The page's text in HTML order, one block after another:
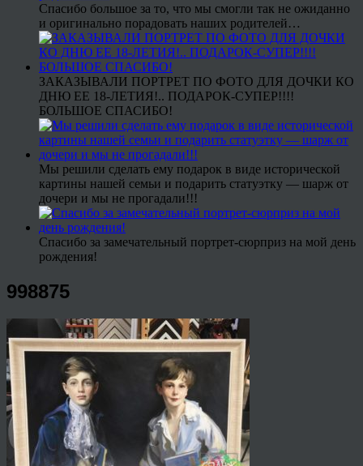
Спасибо большое за то, что мы смогли так не ожиданно
и оригинально порадовать наших родителей…
ЗАКАЗЫВАЛИ ПОРТРЕТ ПО ФОТО ДЛЯ ДОЧКИ КО
ДНЮ ЕЕ 18-ЛЕТИЯ!.. ПОДАРОК-СУПЕР!!!!
БОЛЬШОЕ СПАСИБО!
Мы решили сделать ему подарок в виде исторической
картины нашей семьи и подарить статуэтку — шарж от
дочери и мы не прогадали!!!
Спасибо за замечательный портрет-сюрприз на мой день
рождения!
998875